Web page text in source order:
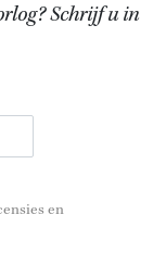
Schrijf u in
en